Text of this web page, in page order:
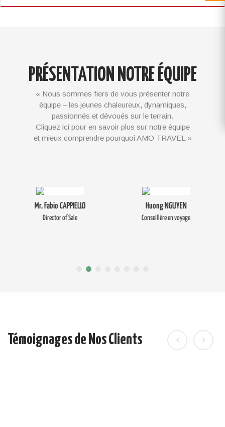
PRÉSENTATION NOTRE ÉQUIPE
« Nous sommes fiers de vous présenter notre
équipe – les jeunes chaleureux, dynamiques,
passionnés et dévoués sur le terrain.
Cliquez ici pour en savoir plus sur notre équipe
et mieux comprendre pourquoi AMO TRAVEL »
Mr. Fabio CAPPIELLO
Director of Sale
Huong NGUYEN
Conseillère en voyage